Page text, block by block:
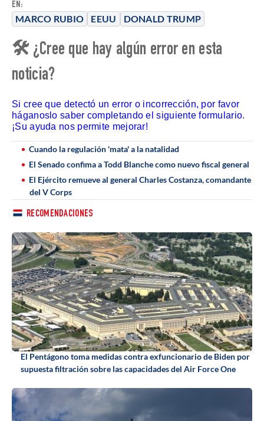
EN:
MARCO RUBIO EEUU DONALD TRUMP
🛠 ¿Cree que hay algún error en esta
noticia?
Si cree que detectó un error o incorrección, por favor
háganoslo saber completando el siguiente formulario.
¡Su ayuda nos permite mejorar!
Cuando la regulación 'mata' a la natalidad
El Senado confima a Todd Blanche como nuevo fiscal general
El Ejército remueve al general Charles Costanza, comandante
del V Corps
RECOMENDACIONES
El Pentágono toma medidas contra exfuncionario de Biden por
supuesta filtración sobre las capacidades del Air Force One